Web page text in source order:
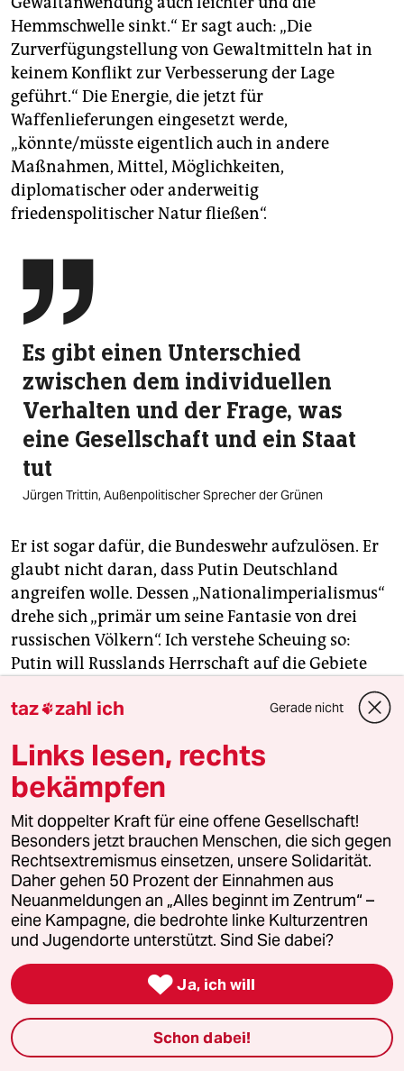
Hemmschwelle sinkt.“ Er sagt auch: „Die
Zurverfügungstellung von Gewaltmitteln hat in
keinem Konflikt zur Verbesserung der Lage
geführt.“ Die Energie, die jetzt für
Waffenlieferungen eingesetzt werde,
„könnte/müsste eigentlich auch in andere
Maßnahmen, Mittel, Möglichkeiten,
diplomatischer oder anderweitig
friedenspolitischer Natur fließen“.

Es gibt einen Unterschied
zwischen dem individuellen
Verhalten und der Frage, was
eine Gesellschaft und ein Staat
tut
Jürgen Trittin, Außenpolitischer Sprecher der Grünen
Er ist sogar dafür, die Bundeswehr aufzulösen. Er
glaubt nicht daran, dass Putin Deutschland
angreifen wolle. Dessen „National­imperialismus“
drehe sich „primär um seine Fantasie von drei
russischen Völkern“. Ich verstehe Scheuing so:
Putin will Russlands Herrschaft auf die Gebiete
ausdehnen, in denen diese Völker leben – weiter
wird er nicht gehen.
Scheuing ist sehr eloquent. Seine Sätze sind lang
und verschachtelt. Doch dann frage ich ihn, ob wir
nicht moralisch verpflichtet seien, den
UkrainerInnen auch durch Waffenlieferungen zu
helfen, weil sonst Russland ein repressives
Besatzungsregime errichte, Menschen töte und
foltere. So wie in dem Kiewer Vorort Butscha – „wie
kannst du das verantworten?“ Diese Frage tut mir
selber weh, ich ringe eigentlich ständig um eine
Antwort. Auch Scheuing tut sich schwer damit.
„Mmh, ja …“, sagt er erst, er stockt und guckt auf
den Boden. Schließlich antwortet er: „Deswegen
taz zahl ich Gerade nicht
Links lesen, rechts
bekämpfen
Mit doppelter Kraft für eine offene Gesellschaft!
Besonders jetzt brauchen Menschen, die sich gegen
Rechtsextremismus einsetzen, unsere Solidarität.
Daher gehen 50 Prozent der Einnahmen aus
Neuanmeldungen an „Alles beginnt im Zentrum“ –
eine Kampagne, die bedrohte linke Kulturzentren
und Jugendorte unterstützt. Sind Sie dabei?
 Ja, ich will
Schon dabei!